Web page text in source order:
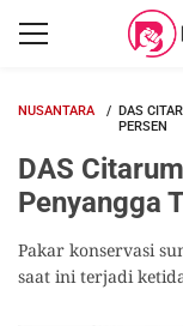
NUSANTARA
DAS
PERSEN
DAS
Penyangga
Pakar konservasi
saat ini terjadi